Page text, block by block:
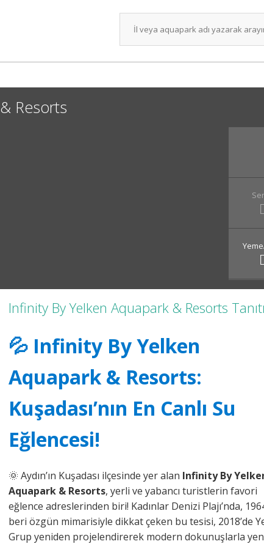
Resorts
Infinity By Yelken Aquapark & Resorts
💦 Infinity By Yelken
Aquapark & Resorts:
Kuşadası’nın En Canlı Su
Eğlencesi!
🌞 Aydın’ın Kuşadası ilçesinde yer alan Infinity By
Aquapark & Resorts, yerli ve yabancı turistlerin favori
eğlence adreslerinden biri! Kadınlar Denizi Plajı’nda,
beri özgün mimarisiyle dikkat çeken bu tesisi, 2018’de
Grup yeniden projelendirerek modern dokunuşlarla